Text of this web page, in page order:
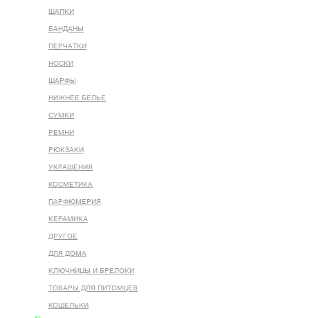
ШАПКИ
БАНДАНЫ
ПЕРЧАТКИ
НОСКИ
ШАРФЫ
НИЖНЕЕ БЕЛЬЕ
СУМКИ
РЕМНИ
РЮКЗАКИ
УКРАШЕНИЯ
КОСМЕТИКА
ПАРФЮМЕРИЯ
КЕРАМИКА
ДРУГОЕ
ДЛЯ ДОМА
КЛЮЧНИЦЫ И БРЕЛОКИ
ТОВАРЫ ДЛЯ ПИТОМЦЕВ
КОШЕЛЬКИ